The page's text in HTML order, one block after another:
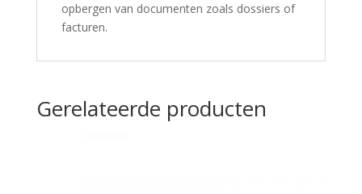
opbergen van documenten zoals dossiers of
facturen.
Gerelateerde producten